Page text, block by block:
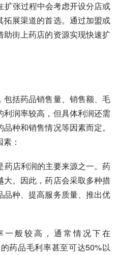
扩张过程中会考虑开设分店或
展渠道的首选。通过加盟或
街上药店的资源实现快速扩
括药品销售量、销售额、毛
润率较高，但具体利润还需
种和销售情况等因素而定。
：
药店利润的主要来源之一。药
大。因此，药店会采取多种措
种、提高服务质量、推出优
般较高，通常情况下在
药品毛利率甚至可达50%以